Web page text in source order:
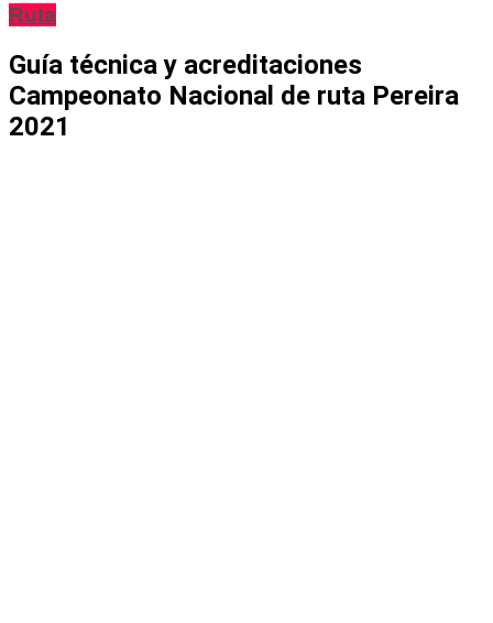
Ruta
Guía técnica y acreditaciones
Campeonato Nacional de ruta Pereira
2021